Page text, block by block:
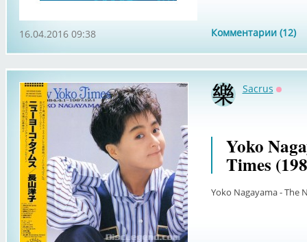
Комментарии (12)
16.04.2016 09:38
Sacrus
Yoko
Times
Yoko Nagayama - The